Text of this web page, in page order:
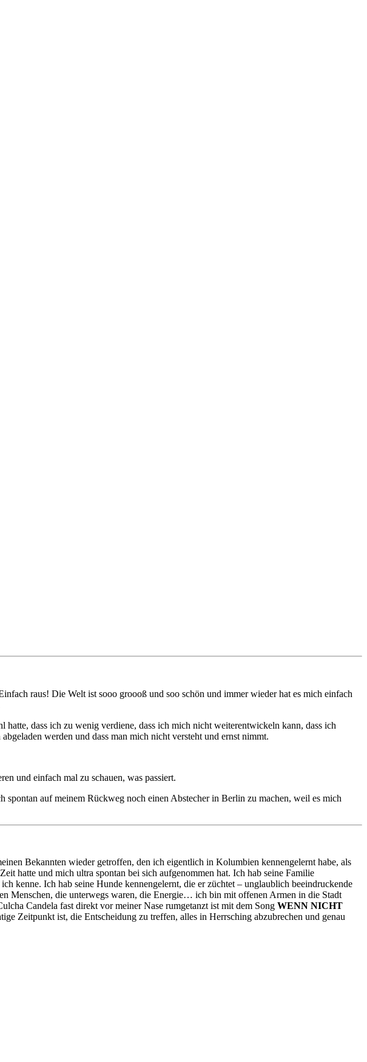
raus! Die Welt ist sooo groooß und soo schön und immer wieder hat es mich einfach
dass ich zu wenig verdiene, dass ich mich nicht weiterentwickeln kann, dass ich
werden und dass man mich nicht versteht und ernst nimmt.
und einfach mal zu schauen, was passiert.
spontan auf meinem Rückweg noch einen Abstecher in Berlin zu machen, weil es mich
Bekannten wieder getroffen, den ich eigentlich in Kolumbien kennengelernt habe, als
hatte und mich ultra spontan bei sich aufgenommen hat. Ich hab seine Familie
kenne. Ich hab seine Hunde kennengelernt, die er züchtet – unglaublich beeindruckende
Menschen, die unterwegs waren, die Energie… ich bin mit offenen Armen in die Stadt
Candela fast direkt vor meiner Nase rumgetanzt ist mit dem Song WENN NICHT
Zeitpunkt ist, die Entscheidung zu treffen, alles in Herrsching abzubrechen und genau